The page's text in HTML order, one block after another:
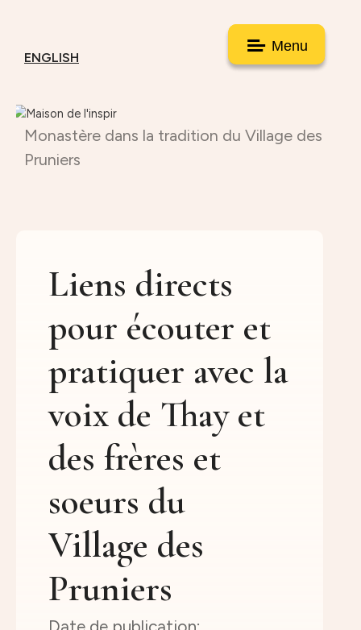
Menu
ENGLISH
Monastère dans la tradition du Village des
Pruniers
Liens directs
pour écouter et
pratiquer avec la
voix de Thay et
des frères et
soeurs du
Village des
Pruniers